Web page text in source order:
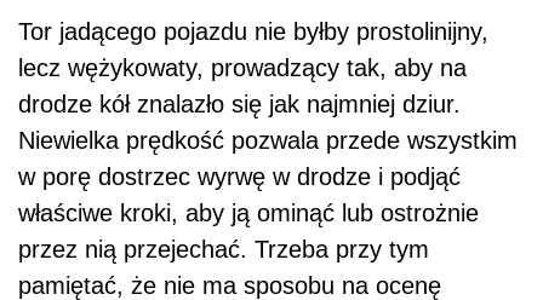
Tor jadącego pojazdu nie byłby prostolinijny,
lecz wężykowaty, prowadzący tak, aby na
drodze kół znalazło się jak najmniej dziur.
Niewielka prędkość pozwala przede wszystkim
w porę dostrzec wyrwę w drodze i podjąć
właściwe kroki, aby ją ominąć lub ostrożnie
przez nią przejechać. Trzeba przy tym
pamiętać, że nie ma sposobu na ocenę